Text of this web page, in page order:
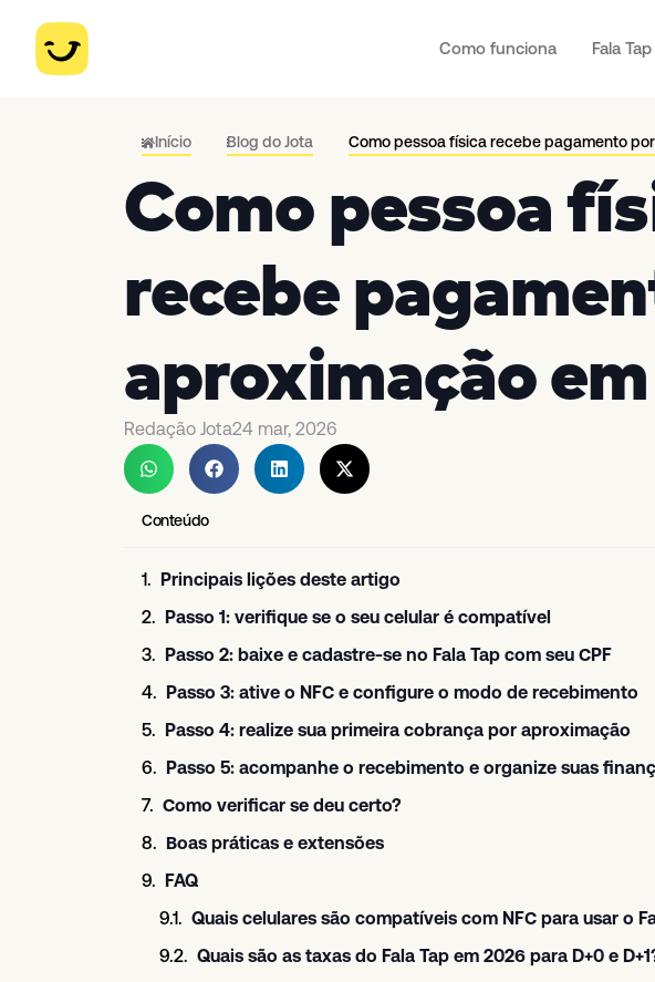
Como funciona Fala Tap
Início Blog do Jota Como pessoa física recebe pagamento
Como pessoa
recebe
aproximação
Redação Jota24 mar, 2026
Conteúdo
Principais lições deste artigo
Passo 1: verifique se o seu celular é compatível
Passo 2: baixe e cadastre-se no Fala Tap com seu CPF
Passo 3: ative o NFC e configure o modo de recebimento
Passo 4: realize sua primeira cobrança por aproximação
Passo 5: acompanhe o recebimento e organize suas
Como verificar se deu certo?
Boas práticas e extensões
FAQ
Quais celulares são compatíveis com NFC para usar o
Quais são as taxas do Fala Tap em 2026 para D+0 e